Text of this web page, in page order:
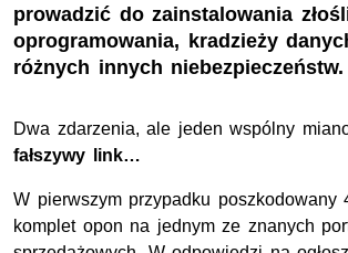
prowadzić do zainstalowania
oprogramowania, kradzieży
różnych innych niebezpieczeństw.
Dwa zdarzenia, ale jeden wspólny
fałszywy link…
W pierwszym przypadku poszkodowany
komplet opon na jednym ze znanych